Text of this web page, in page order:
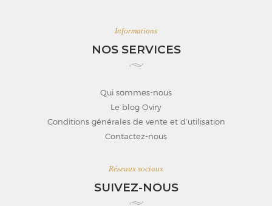
Informations
NOS SERVICES
Qui sommes-nous
Le blog Oviry
Conditions générales de vente et d’utilisation
Contactez-nous
Réseaux sociaux
SUIVEZ-NOUS